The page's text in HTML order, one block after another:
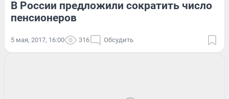
В России предложили сократить число
пенсионеров
5 мая, 2017, 16:00 316 Обсудить